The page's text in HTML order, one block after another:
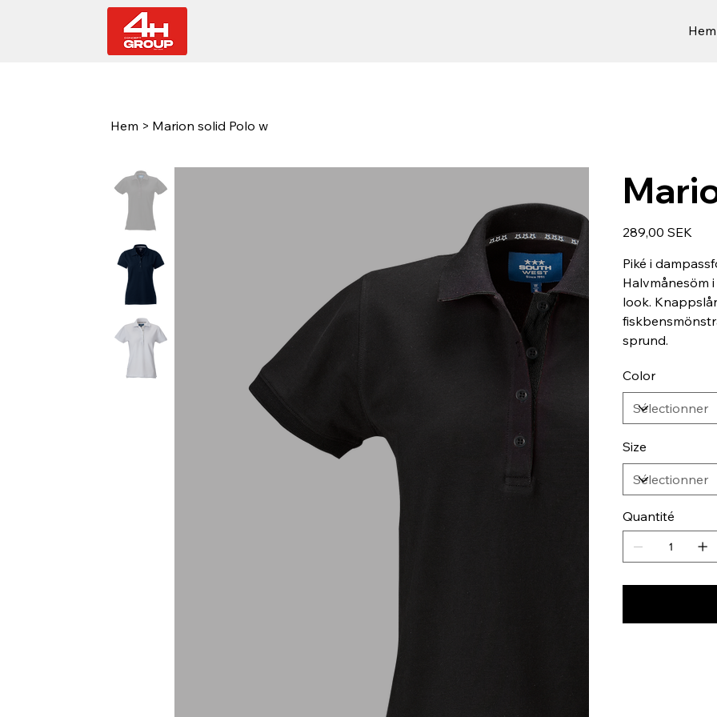
Hem
Hem > Marion solid Polo w
Prix
289,00 SEK
Piké i
Halvmånesöm
look.
sprund.
Color
Size
Quantité